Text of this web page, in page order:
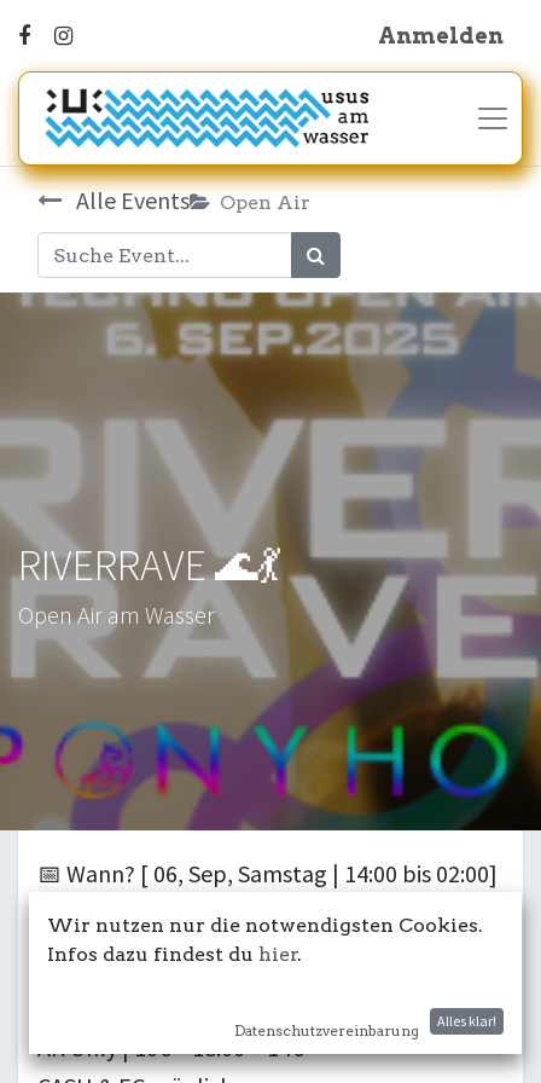
Anmelden
Alle Events Open Air
RIVERRAVE 🌊💃
Open Air am Wasser
📅 Wann? [ 06, Sep, Samstag | 14:00 bis 02:00]
🕺 Was? [Feinster Techno & elektronische
Beats, tanzende Menschen & Sommer-Vibes
direkt an der Donau]
AK Only | 10€ < 18:00 < 14€
Wir nutzen nur die notwendigsten Cookies.
Infos dazu findest du hier.
Datenschutzvereinbarung
Alles klar!